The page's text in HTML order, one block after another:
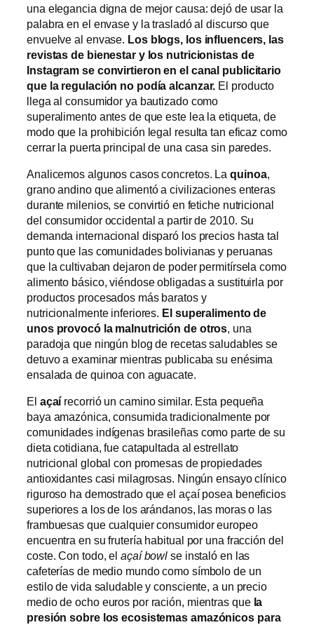
una elegancia digna de mejor causa: dejó de usar la
palabra en el envase y la trasladó al discurso que
envuelve al envase. Los blogs, los influencers, las
revistas de bienestar y los nutricionistas de
Instagram se convirtieron en el canal publicitario
que la regulación no podía alcanzar. El producto
llega al consumidor ya bautizado como
superalimento antes de que este lea la etiqueta, de
modo que la prohibición legal resulta tan eficaz como
cerrar la puerta principal de una casa sin paredes.
Analicemos algunos casos concretos. Laquinoa,
grano andino que alimentó a civilizaciones enteras
durante milenios, se convirtió en fetiche nutricional
del consumidor occidental a partir de 2010. Su
demanda internacional disparó los precios hasta tal
punto que las comunidades bolivianas y peruanas
que la cultivaban dejaron de poder permitírsela como
alimento básico, viéndose obligadas a sustituirla por
productos procesados más baratos y
nutricionalmente inferiores. El superalimento de
unos provocó la malnutrición de otros, una
paradoja que ningún blog de recetas saludables se
detuvo a examinar mientras publicaba su enésima
ensalada de quinoa con aguacate.
El açaí recorrió un camino similar. Esta pequeña
baya amazónica, consumida tradicionalmente por
comunidades indígenas brasileñas como parte de su
dieta cotidiana, fue catapultada al estrellato
nutricional global con promesas de propiedades
antioxidantes casi milagrosas. Ningún ensayo clínico
riguroso ha demostrado que el açaí posea beneficios
superiores a los de los arándanos, las moras o las
frambuesas que cualquier consumidor europeo
encuentra en su frutería habitual por una fracción del
coste. Con todo, elaçaí bowl se instaló en las
cafeterías de medio mundo como símbolo de un
estilo de vida saludable y consciente, a un precio
medio de ocho euros por ración, mientras que la
presión sobre los ecosistemas amazónicos para